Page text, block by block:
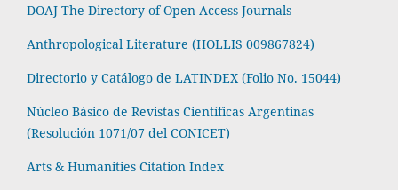
DOAJ The Directory of Open Access Journals
Anthropological Literature (HOLLIS 009867824)
Directorio y Catálogo de LATINDEX (Folio No. 15044)
Núcleo Básico de Revistas Científicas Argentinas
(Resolución 1071/07 del CONICET)
Arts & Humanities Citation Index